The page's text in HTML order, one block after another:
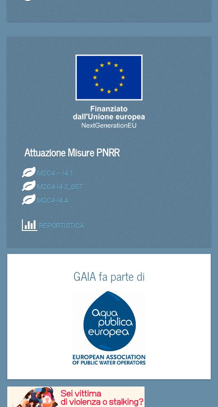
Attuazione Misure PNRR
M2C4 – I4.1
M2C4-I4.2_057
M2C4-I4.4
REPORTISTICA
GAIA fa parte di